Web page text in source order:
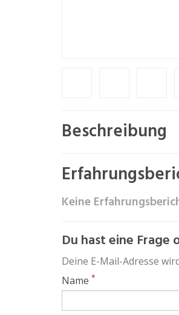
Beschreibung
Keine
Du hast eine Frage
Deine E-Mail-Adresse
Name *